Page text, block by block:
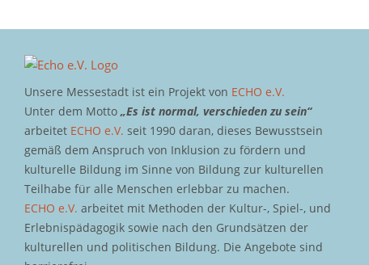
Unsere Messestadt ist ein Projekt von ECHO e.V.
Unter dem Motto „Es ist normal, verschieden zu sein“
arbeitet ECHO e.V. seit 1990 daran, dieses Bewusstsein
gemäß dem Anspruch von Inklusion zu fördern und
kulturelle Bildung im Sinne von Bildung zur kulturellen
Teilhabe für alle Menschen erlebbar zu machen.
ECHO e.V. arbeitet mit Methoden der Kultur-, Spiel-, und
Erlebnispädagogik sowie nach den Grundsätzen der
kulturellen und politischen Bildung. Die Angebote sind